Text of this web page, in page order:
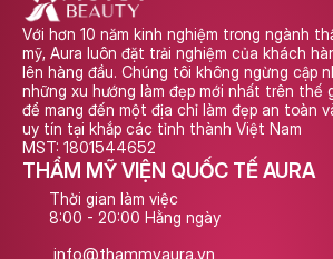
Với hơn 10 năm kinh nghiệm trong ngành
mỹ, Aura luôn đặt trải nghiệm của khách
lên hàng đầu. Chúng tôi không ngừng cập
những xu hướng làm đẹp mới nhất trên thế
để mang đến một địa chỉ làm đẹp an toàn
uy tín tại khắp các tỉnh thành Việt Nam
MST: 1801544652
THẨM MỸ VIỆN QUỐC TẾ AURA
Thời gian làm việc
8:00 - 20:00 Hằng ngày
info@thammyaura.vn